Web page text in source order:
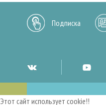
Подписка
Этот сайт использует cookie!!